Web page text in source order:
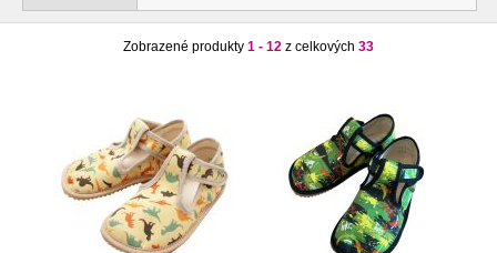
Zobrazené produkty 1 - 12 z celkových 33